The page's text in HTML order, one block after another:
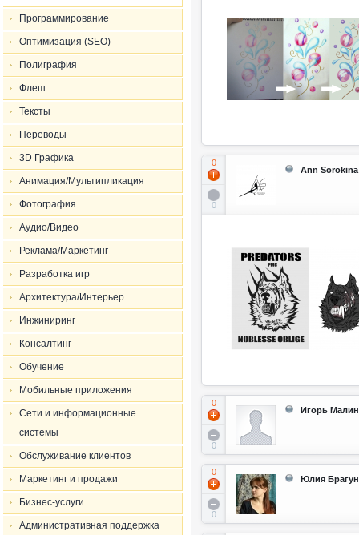
Программирование
Оптимизация (SEO)
Полиграфия
Флеш
Тексты
Переводы
3D Графика
Анимация/Мультипликация
Фотография
Аудио/Видео
Реклама/Маркетинг
Разработка игр
Архитектура/Интерьер
Инжиниринг
Консалтинг
Обучение
Мобильные приложения
Сети и информационные
системы
Обслуживание клиентов
Маркетинг и продажи
Бизнес-услуги
Административная поддержка
0
0
Ann Sorokina
0
0
Игорь
0
0
Юлия